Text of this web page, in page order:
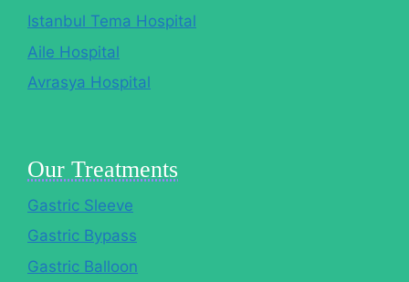
Istanbul Tema Hospital
Aile Hospital
Avrasya Hospital
Our Treatments
Gastric Sleeve
Gastric Bypass
Gastric Balloon